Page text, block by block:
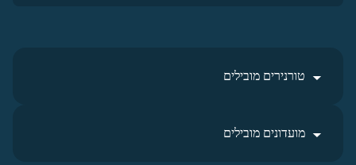
טורנירים מובילים
מועדונים מובילים